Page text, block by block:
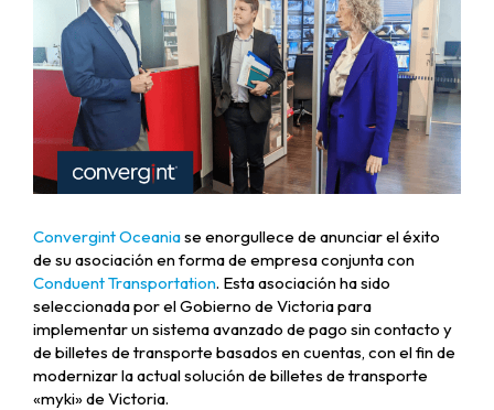
Convergint Oceaniase enorgullece de anunciar el éxito
de su asociación en forma de empresa conjunta con
Conduent Transportation. Esta asociación ha sido
seleccionada por el Gobierno de Victoria para
implementar un sistema avanzado de pago sin contacto y
de billetes de transporte basados en cuentas, con el fin de
modernizar la actual solución de billetes de transporte
«myki» de Victoria.